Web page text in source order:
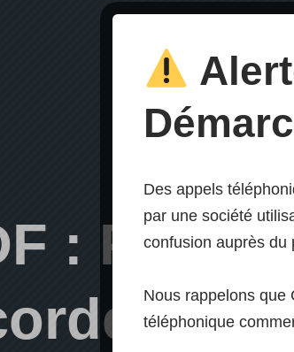
:
Des appels
par une société
confusion auprès du
Nous rappelons que
téléphonique